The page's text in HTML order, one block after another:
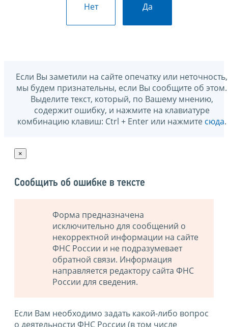
Нет Да
Если Вы заметили на сайте опечатку или неточность,
мы будем признательны, если Вы сообщите об этом.
Выделите текст, который, по Вашему мнению,
содержит ошибку, и нажмите на клавиатуре
комбинацию клавиш: Ctrl + Enter или нажмите сюда.
×
Сообщить об ошибке в тексте
Форма предназначена
исключительно для сообщений о
некорректной информации на сайте
ФНС России и не подразумевает
обратной связи. Информация
направляется редактору сайта ФНС
России для сведения.
Если Вам необходимо задать какой-либо вопрос
о деятельности ФНС России (в том числе